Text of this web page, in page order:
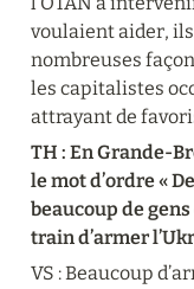
voulaient aider, ils
nombreuses
les capitalistes
attrayant de
TH : En Grande-
le mot d’ordre «
beaucoup de
train d’armer
VS : Beaucoup